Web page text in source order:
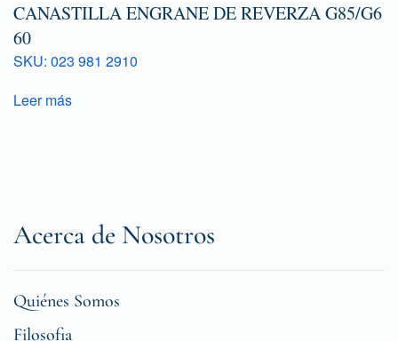
CANASTILLA ENGRANE DE REVERZA G85/G6
60
SKU: 023 981 2910
Leer más
Acerca de Nosotros
Quiénes Somos
Filosofia